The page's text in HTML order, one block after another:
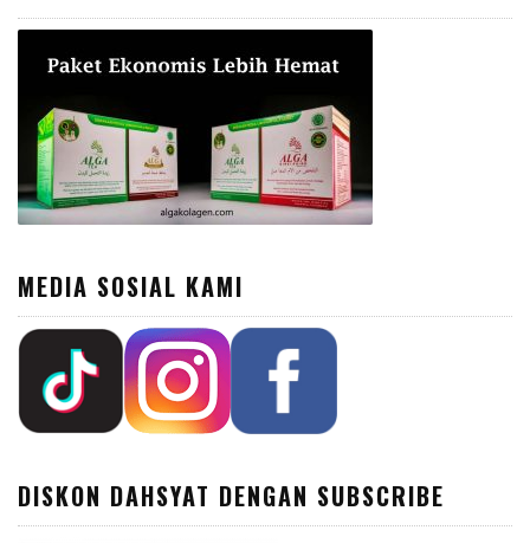
MEDIA SOSIAL KAMI
DISKON DAHSYAT DENGAN SUBSCRIBE